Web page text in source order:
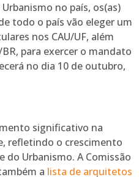
no país, os(as)
todo o país vão eleger um
nos CAU/UF, além
para exercer o mandato
no dia 10 de outubro,
significativo na
refletindo o crescimento
Urbanismo. A Comissão
a lista de arquitetos